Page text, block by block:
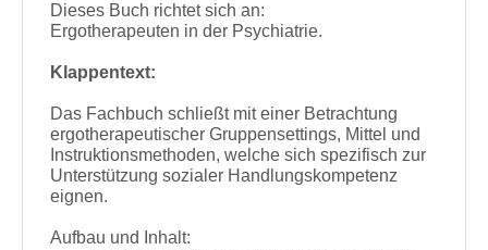
Dieses Buch richtet sich an:
Ergotherapeuten in der Psychiatrie.
Klappentext:
Das Fachbuch schließt mit einer Betrachtung
ergotherapeutischer Gruppensettings, Mittel und
Instruktionsmethoden, welche sich spezifisch zur
Unterstützung sozialer Handlungskompetenz
eignen.
Aufbau und Inhalt: